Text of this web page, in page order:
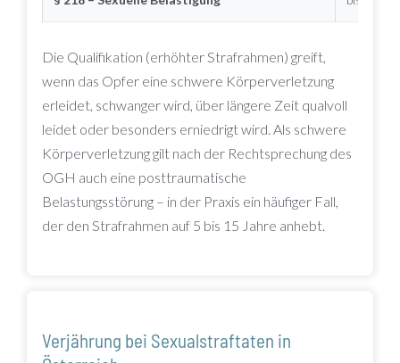
Die Qualifikation (erhöhter Strafrahmen) greift,
wenn das Opfer eine schwere Körperverletzung
erleidet, schwanger wird, über längere Zeit qualvoll
leidet oder besonders erniedrigt wird. Als schwere
Körperverletzung gilt nach der Rechtsprechung des
OGH auch eine posttraumatische
Belastungsstörung – in der Praxis ein häufiger Fall,
der den Strafrahmen auf 5 bis 15 Jahre anhebt.
Verjährung bei Sexualstraftaten in